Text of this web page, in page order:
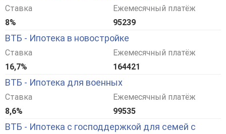
Ставка
8%
Ежемесячный платёж
95239
ВТБ - Ипотека в новостройке
Ставка
16,7%
Ежемесячный платёж
164421
ВТБ - Ипотека для военных
Ставка
8,6%
Ежемесячный платёж
99535
ВТБ - Ипотека с господдержкой для семей с